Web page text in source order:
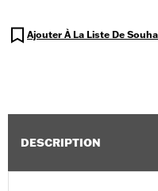
Ajouter À La Liste De
DESCRIPTION